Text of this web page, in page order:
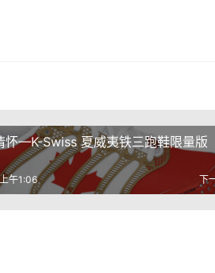
怀—K-Swiss 夏威夷铁三跑鞋限量版
下
午1:06